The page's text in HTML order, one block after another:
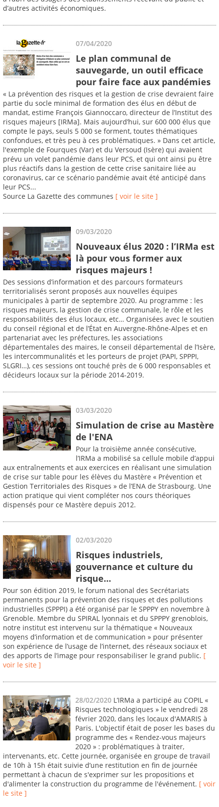
d’autres activités économiques.
07/04/2020
Le plan communal de
sauvegarde, un outil efficace
pour faire face aux pandémies
« La prévention des risques et la gestion de crise devraient faire
partie du socle minimal de formation des élus en début de
mandat, estime François Giannoccaro, directeur de l’Institut des
risques majeurs [IRMa]. Mais aujourd’hui, sur 600 000 élus que
compte le pays, seuls 5 000 se forment, toutes thématiques
confondues, et très peu à ces problématiques. » Dans cet article,
l'exemple de Fourques (Var) et du Versoud (Isère) qui avaient
prévu un volet pandémie dans leur PCS, et qui ont ainsi pu être
plus réactifs dans la gestion de cette crise sanitaire liée au
coronavirus, car ce scénario pandémie avait été anticipé dans
leur PCS...
Source La Gazette des communes [ voir le site ]
09/03/2020
Nouveaux élus 2020 : l’IRMa est
là pour vous former aux
risques majeurs !
Des sessions d’information et des parcours formateurs
territorialisés seront proposés aux nouvelles équipes
municipales à partir de septembre 2020. Au programme : les
risques majeurs, la gestion de crise communale, le rôle et les
responsabilités des élus locaux, etc… Organisées avec le soutien
du conseil régional et de l’État en Auvergne-Rhône-Alpes et en
partenariat avec les préfectures, les associations
départementales des maires, le conseil départemental de l’Isère,
les intercommunalités et les porteurs de projet (PAPI, SPPPI,
SLGRI…), ces sessions ont touché près de 6 000 responsables et
décideurs locaux sur la période 2014-2019.
03/03/2020
Simulation de crise au Mastère
de l'ENA
Pour la troisième année consécutive,
l’IRMa a mobilisé sa cellule mobile d’appui
aux entraînements et aux exercices en réalisant une simulation
de crise sur table pour les élèves du Mastère « Prévention et
Gestion Territoriales des Risques » de l’ENA de Strasbourg. Une
action pratique qui vient compléter nos cours théoriques
dispensés pour ce Mastère depuis 2012.
02/03/2020
Risques industriels,
gouvernance et culture du
risque…
Pour son édition 2019, le forum national des Secrétariats
permanents pour la prévention des risques et des pollutions
industrielles (SPPPI) a été organisé par le SPPPY en novembre à
Grenoble. Membre du SPIRAL lyonnais et du SPPPY grenoblois,
notre institut est intervenu sur la thématique « Nouveaux
moyens d’information et de communication » pour présenter
son expérience de l’usage de l’internet, des réseaux sociaux et
des apports de l’image pour responsabiliser le grand public. [
voir le site ]
28/02/2020 L’IRMa a participé au COPIL «
Risques technologiques » le vendredi 28
février 2020, dans les locaux d'AMARIS à
Paris. L'objectif était de poser les bases du
programme des « Rendez-vous majeurs
2020 » : problématiques à traiter,
intervenants, etc. Cette journée, organisée en groupe de travail
de 10h à 15h était suivie d’une restitution en fin de journée
permettant à chacun de s'exprimer sur les propositions et
d'alimenter la construction du programme de l'événement. [ voir
le site ]